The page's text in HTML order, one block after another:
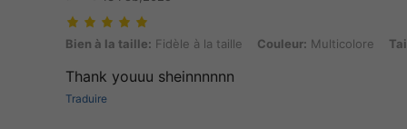
Bien à la taille: Fidèle à la taille, Couleur: Multicolore, Taille: L
Bien à la taille: Fidèle à la taille Couleur: Multicolore
Thank youuu sheinnnnnn
Traduire